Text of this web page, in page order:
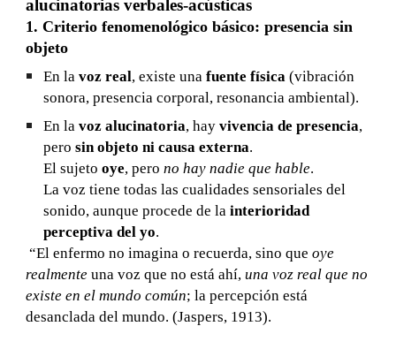
alucinatorias verbales-acústicas
1. Criterio fenomenológico básico: presencia sin
objeto
En lavoz real, existe unafuente física (vibración
sonora, presencia corporal, resonancia ambiental).
En lavoz alucinatoria, hayvivencia de presencia,
perosin objeto ni causa externa.
El sujetooye, perono hay nadie que hable.
La voz tiene todas las cualidades sensoriales del
sonido, aunque procede de lainterioridad
perceptiva del yo.
“El enfermo no imagina o recuerda, sino queoye
realmente una voz que no está ahí,una voz real que no
existe en el mundo común; la percepción está
desanclada del mundo. (Jaspers, 1913).